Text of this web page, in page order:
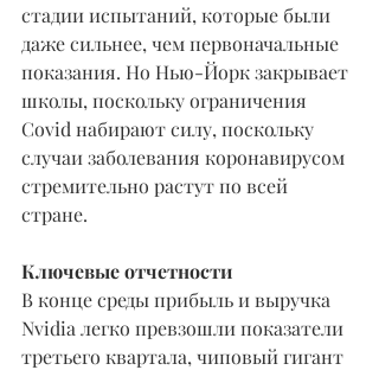
стадии испытаний, которые были
даже сильнее, чем первоначальные
показания. Но Нью-Йорк закрывает
школы, поскольку ограничения
Covid набирают силу, поскольку
случаи заболевания коронавирусом
стремительно растут по всей
стране.
Ключевые отчетности
В конце среды прибыль и выручка
Nvidia легко превзошли показатели
третьего квартала, чиповый гигант